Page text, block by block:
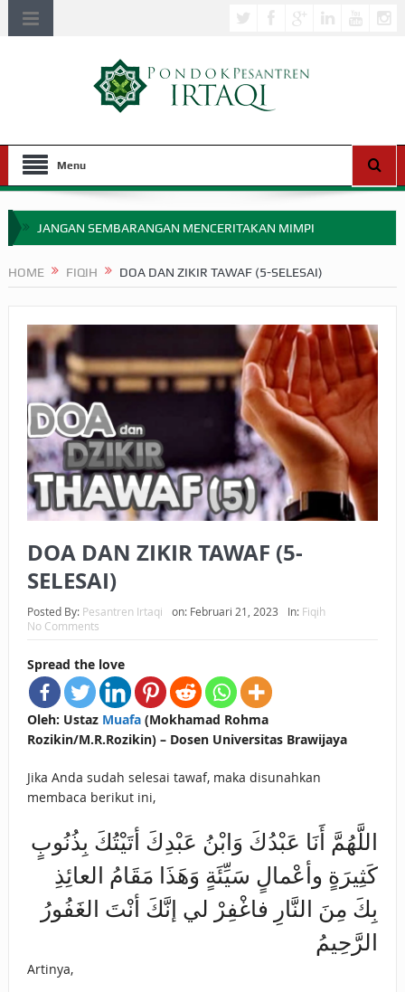
Menu
JANGAN SEMBARANGAN MENCERITAKAN MIMPI
APA HUKUM MEMPERCEPAT PEMBAYARAN ZAKAT
SEBELUM TIBA SAAT WAJIB?
HAKIKAT NIKMAT DI DUNIA!
BAGAIMANA CARA MEMBAYAR ZAKAT UANG?
UANG HARAM BISA MENJADI HALAL JIKA SEBAB
KEPEMILIKANNYA BERUBAH
BAHASA CINTA KARENA ALLAH
HUKUM MEMBAYAR ZAKAT DENGAN CARA MENGANGSUR
HOME FIQIH DOA DAN ZIKIR TAWAF (5-SELESAI)
DOA DAN ZIKIR TAWAF (5-
SELESAI)
Posted By: Pesantren Irtaqi on: Februari 21, 2023 In: Fiqih
No Comments
Spread the love
Oleh: Ustaz Muafa(Mokhamad Rohma
Rozikin/M.R.Rozikin) – Dosen Universitas Brawijaya
Jika Anda sudah selesai tawaf, maka disunahkan
membaca berikut ini,
اللَّهُمَّ أَنَا عَبْدُكَ وَابْنُ عَبْدِكَ أتَيْتُكَ بِذُنُوبٍ
كَثِيرَةٍ وأعْمالٍ سَيِّئَةٍ وَهَذَا مَقَامُ العائِذِ
بِكَ مِنَ النَّارِ فاغْفِرْ لي إنَّكَ أنْتَ الغَفُورُ
الرَّحِيمُ
Artinya,